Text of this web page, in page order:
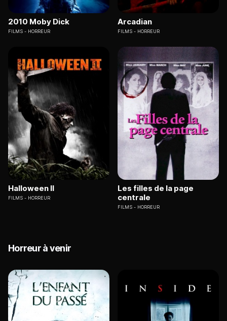
2010 Moby Dick
FILMS HORREUR
Arcadian
FILMS HORREUR
Halloween II
FILMS HORREUR
Les filles de la page
centrale
FILMS HORREUR
Horreur à venir